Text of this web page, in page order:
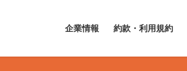
企業情報 約款・利用規約